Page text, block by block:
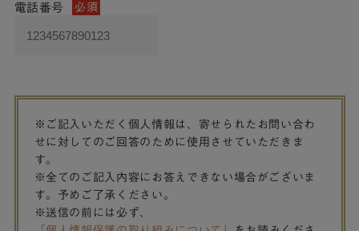
電話番号 必須
※ご記入いただく個人情報は、寄せられたお問い合わ
せに対してのご回答のために使用させていただきま
す。
※全てのご記入内容にお答えできない場合がございま
す。予めご了承ください。
※送信の前には必ず、